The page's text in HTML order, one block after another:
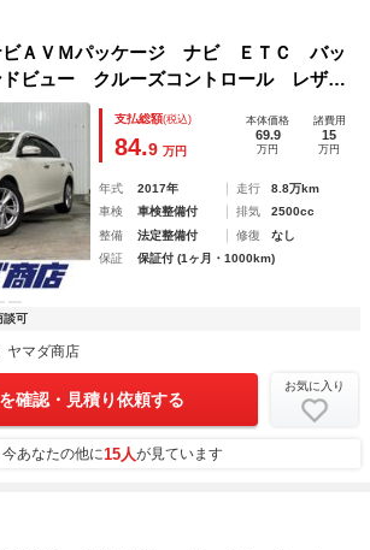
ＡＶＭパッケージ ナビ ＥＴＣ バッ
ビュー クルーズコントロール レザー
ート スマートキー
支払総額(税込)
84.9 万円
本体価格
69.9
万円
諸費用
15
万円
年式 2017年 走行
8.8万km
車検
車検整備付 排気
2500cc
整備
法定整備付 修復
なし
保証
保証付 (1ヶ月・1000km)
談可
ヤマダ商店
確認・見積り依頼する
お気に入り
今あなたの他に15人が見ています